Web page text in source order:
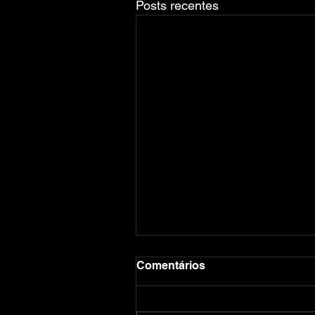
Posts recentes
Comentários